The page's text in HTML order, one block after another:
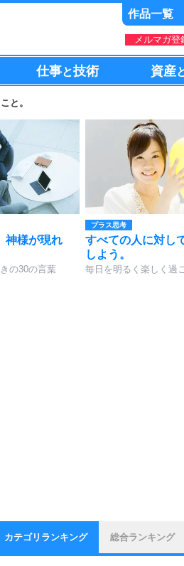
作品一覧
メルマガ登
仕事と技術 資産
と。
神様が現れ
の30の言葉
プラス思考
すべての人に対し
しよう。
毎日を明るく楽しく過
カテゴリランキング 総合ランキング